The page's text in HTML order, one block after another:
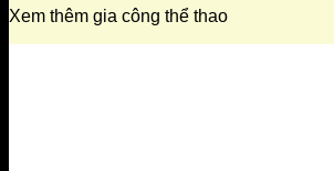
Xem thêm gia công thể thao